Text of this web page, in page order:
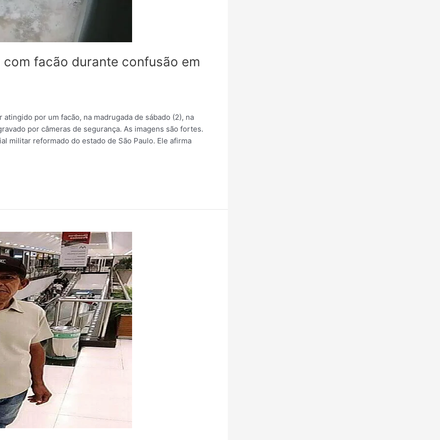
facão durante confusão em
por um facão, na madrugada de sábado (2), na
por câmeras de segurança. As imagens são fortes.
militar reformado do estado de São Paulo. Ele afirma